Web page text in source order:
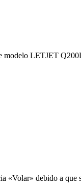
modelo LETJET
debido a que